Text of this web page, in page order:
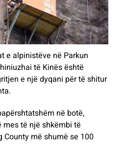
e alpinistëve në Parkun
të Kinës është
e një dyqani për të shitur
në botë,
mes të një shkëmbi të
County më shumë se 100